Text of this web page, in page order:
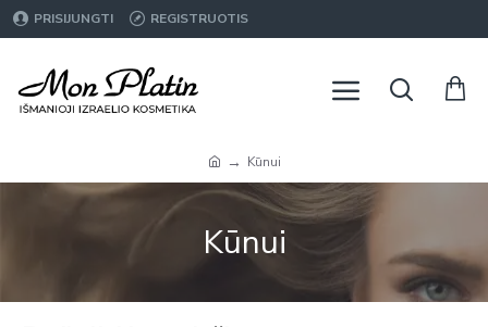
PRISIJUNGTI REGISTRUOTIS
Kūnui
Kūnui